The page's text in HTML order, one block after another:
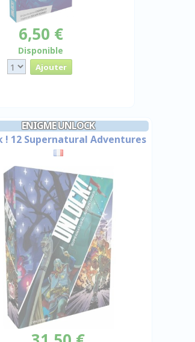
6,50 €
Disponible
ENIGME UNLOCK
! 12 Supernatural Adventures